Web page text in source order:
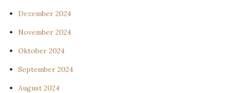
Dezember 2024
November 2024
Oktober 2024
September 2024
August 2024